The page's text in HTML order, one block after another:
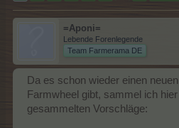
=Aponi=
Lebende Forenlegende
Team Farmerama DE
Da es schon wieder einen
Farmwheel gibt, sammel ich
gesammelten Vorschläge: